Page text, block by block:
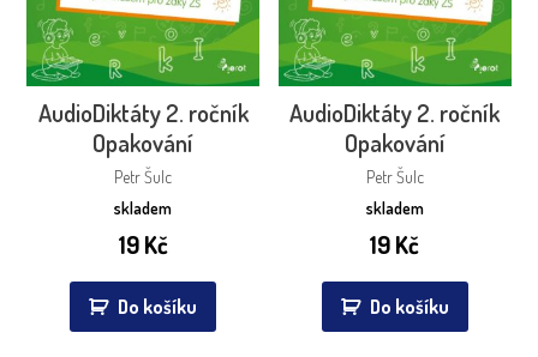
AudioDiktáty 2. ročník
Opakování
Petr Šulc
skladem
19Kč
Do košíku
AudioDiktáty 2. ročník
Opakování
Petr Šulc
skladem
19Kč
Do košíku